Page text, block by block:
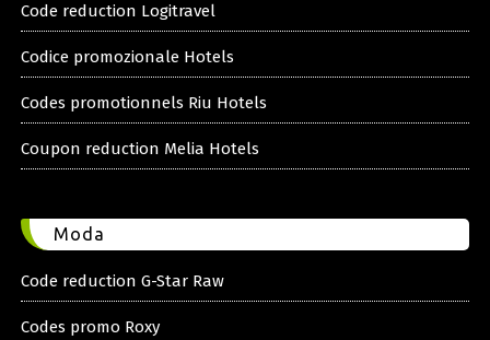
Code reduction Logitravel
Codice promozionale Hotels
Codes promotionnels Riu Hotels
Coupon reduction Melia Hotels
Moda
Code reduction G-Star Raw
Codes promo Roxy